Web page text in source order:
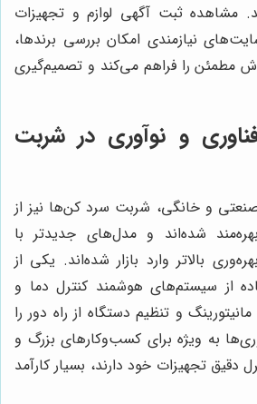
مشاهده ثبت آگهی لوازم و تجهیزات
نیازمندی امکان بررسی برندها،
مطمئن را فراهم می‌کند و تصمیم‌گیری
و نوآوری در شربت
و خانگی، شربت سرد کن‌ها نیز از
شده‌اند و مدل‌های جدیدتر با
بالاتر وارد بازار شده‌اند. یکی از
از سیستم‌های هوشمند کنترل دما و
و تنظیم دستگاه از راه دور را
به ویژه برای کسب‌وکارهای بزرگ و
دقیق تجهیزات خود دارند، بسیار کارآمد